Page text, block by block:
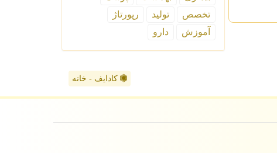
تخصص
تولید
رپورتاژ
آموزش
دارو
کادایف - خانه